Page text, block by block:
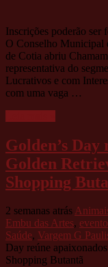
Inscrições poderão ser
O Conselho
de Cotia abriu
representativa do
Lucrativos e com
com uma vaga …
Golden’s
Golden
Shopping
2 semanas atrás
Embu das Artes, evento
Saúde, Vargem G
Day reúne
Shopping Butantã